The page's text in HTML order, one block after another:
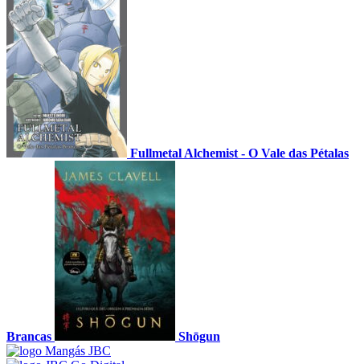
Fullmetal Alchemist - O Vale das Pétalas
Brancas Shōgun